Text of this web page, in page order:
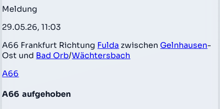
Meldung
29.05.26, 11:03
A66 Frankfurt Richtung Fulda zwischen Gelnhausen-
Ost und Bad Orb/Wächtersbach
A66
A66 aufgehoben